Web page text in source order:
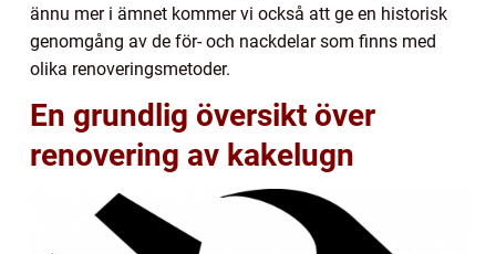
ännu mer i ämnet kommer vi också att ge en historisk
genomgång av de för- och nackdelar som finns med
olika renoveringsmetoder.
En grundlig översikt över
renovering av kakelugn